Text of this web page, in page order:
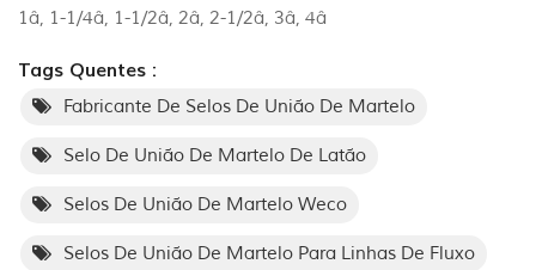
1â, 1-1/4â, 1-1/2â, 2â, 2-1/2â, 3â, 4â
Tags Quentes :
Fabricante De Selos De União De Martelo
Selo De União De Martelo De Latão
Selos De União De Martelo Weco
Selos De União De Martelo Para Linhas De Fluxo